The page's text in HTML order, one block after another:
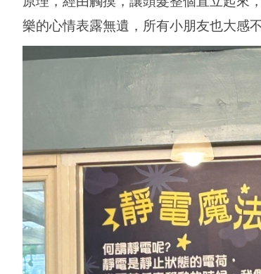
樂的心情表露無遺，所有小朋友也大感